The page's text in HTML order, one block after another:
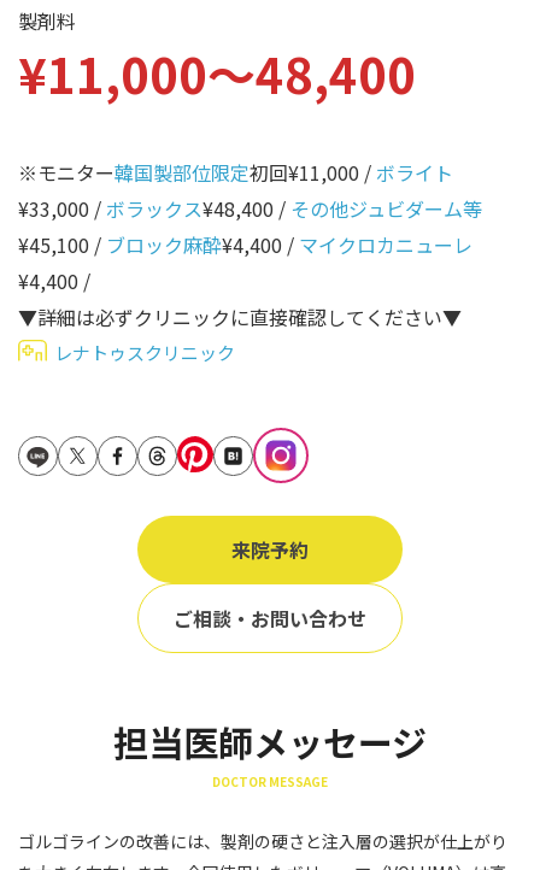
鼻翼基部
頬
口角
顎
ヒアルロン酸リフトアッ
プ
鎖骨
10代
40代
70代
80代
90代
Region
地域から探す
大阪
仙台
製剤料
¥11,000〜48,400
※モニター韓国製部位限定初回¥11,000 / ボライト
¥33,000 / ボラックス¥48,400 / その他ジュビダーム等
¥45,100 / ブロック麻酔¥4,400 / マイクロカニューレ
¥4,400 /
▼詳細は必ずクリニックに直接確認してください▼
レナトゥスクリニック
来院予約
ご相談・お問い合わせ
担当医師メッセージ
DOCTOR MESSAGE
ゴルゴラインの改善には、製剤の硬さと注入層の選択が仕上がり